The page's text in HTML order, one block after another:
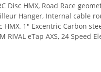
Disc HMX, Road Race
Hanger, Internal cable
HMX, 1" Excentric Carbon
RIVAL eTap AXS, 24 Speed